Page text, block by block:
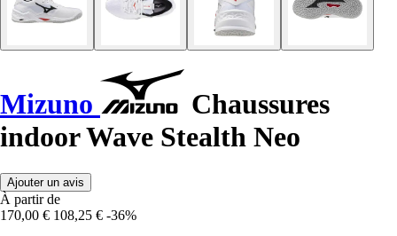
Mizuno
Chaussures
indoor Wave Stealth Neo
Ajouter un avis
À partir de
170,00 € 108,25 € -36%